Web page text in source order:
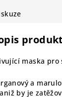
maska
a
by je